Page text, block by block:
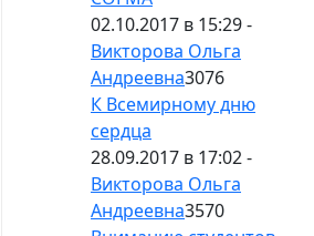
02.10.2017 в 15:29 -
Викторова Ольга
Андреевна3076
К Всемирному дню
сердца
28.09.2017 в 17:02 -
Викторова Ольга
Андреевна3570